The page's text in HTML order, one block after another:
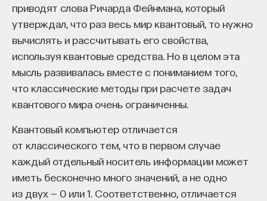
приводят слова Ричарда Фейнмана, который
утверждал, что раз весь мир квантовый, то нужно
вычислять и рассчитывать его свойства,
используя квантовые средства. Но в целом эта
мысль развивалась вместе с пониманием того,
что классические методы при расчете задач
квантового мира очень ограниченны.
Квантовый компьютер отличается
от классического тем, что в первом случае
каждый отдельный носитель информации может
иметь бесконечно много значений, а не одно
из двух — 0 или 1. Соответственно, отличается